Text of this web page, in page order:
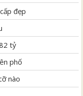
đẹp
tỷ
phố
nào